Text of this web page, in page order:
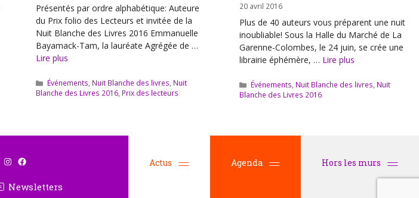
Présentés par ordre alphabétique: Auteure
du Prix folio des Lecteurs et invitée de la
Nuit Blanche des Livres 2016 Emmanuelle
Bayamack-Tam, la lauréate Agrégée de …
Lire plus
Catégories
Événements, Nuit Blanche des livres, Nuit
Blanche des Livres 2016, Prix des lecteurs
20 avril 2016
Plus de 40 auteurs vous préparent une nuit
inoubliable! Sous la Halle du Marché de La
Garenne-Colombes, le 24 juin, se crée une
librairie éphémère, … Lire plus
Catégories
Événements, Nuit Blanche des livres, Nuit
Blanche des Livres 2016
Instagram Facebook
Newsletters
Actus Agenda Hors les murs